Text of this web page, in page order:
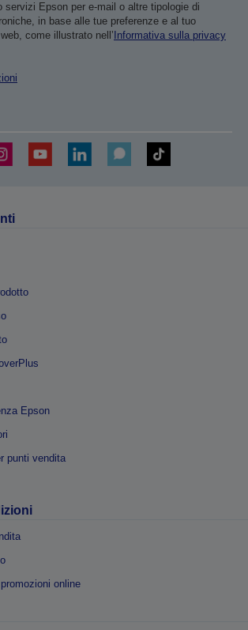
servizi Epson per e-mail o altre tipologie di
in base alle tue preferenze e al tuo
come illustrato nell’ Informativa sulla privacy
Epson
punti vendita
online